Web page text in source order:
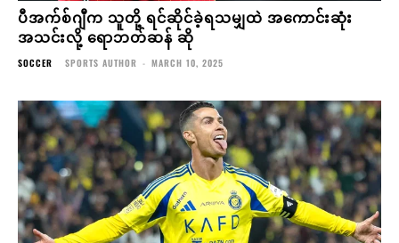
ပီအက်စ်ဂျီက သူတို့ ရင်ဆိုင်ခဲ့ရသမျှထဲ အကောင်းဆုံး
အသင်းလို့ ရောဘတ်ဆန် ဆို
SOCCER SPORTS AUTHOR - MARCH 10, 2025